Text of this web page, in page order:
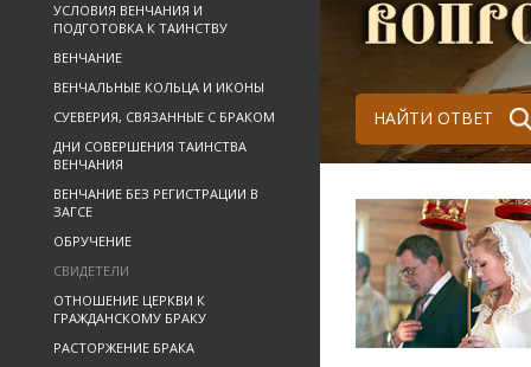
УСЛОВИЯ ВЕНЧАНИЯ И
ПОДГОТОВКА К ТАИНСТВУ
ВЕНЧАНИЕ
ВЕНЧАЛЬНЫЕ КОЛЬЦА И ИКОНЫ
СУЕВЕРИЯ, СВЯЗАННЫЕ С БРАКОМ
ДНИ СОВЕРШЕНИЯ ТАИНСТВА
ВЕНЧАНИЯ
ВЕНЧАНИЕ БЕЗ РЕГИСТРАЦИИ В
ЗАГСЕ
ОБРУЧЕНИЕ
СВИДЕТЕЛИ
ОТНОШЕНИЕ ЦЕРКВИ К
ГРАЖДАНСКОМУ БРАКУ
РАСТОРЖЕНИЕ БРАКА
НАЙТИ ОТВЕТ